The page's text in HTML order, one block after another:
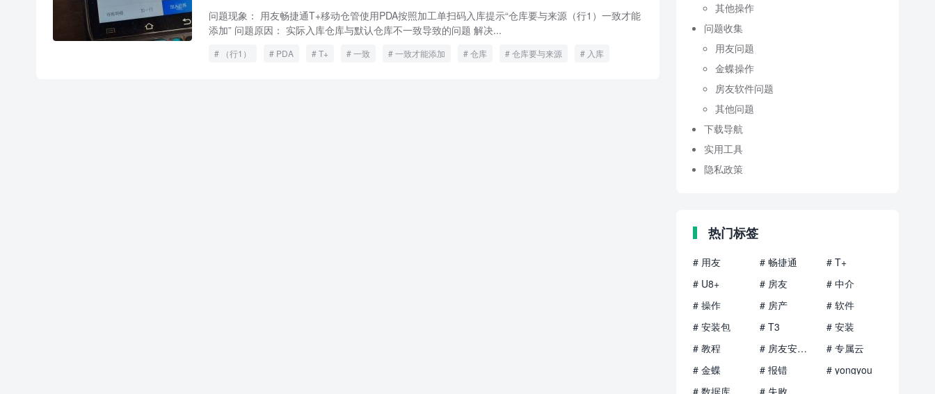
问题现象： 用友畅捷通T+移动仓管使用PDA按照加工单扫码入库提示“仓库要与来源（行1）一致才能
添加” 问题原因： 实际入库仓库与默认仓库不一致导致的问题 解决...
（行1） PDA T+ 一致 一致才能添加 仓库 仓库要与来源
入库
其他操作
问题收集
用友问题
金蝶操作
房友软件问题
其他问题
下载导航
实用工具
隐私政策
热门标签
# 用友 # 畅捷通
# T+
# U8+
# 房友
# 中介
# 操作
# 房产
# 软件
# 安装包
# T3
# 安装
# 教程
# 房友安装包
# 专属云
# 金蝶
# 报错
# yongyou
# 数据库
# 失败